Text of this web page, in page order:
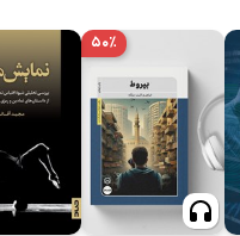
۵۰٪